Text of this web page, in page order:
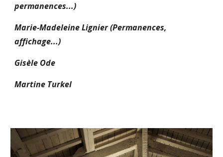
permanences...)
Marie-Madeleine Lignier (Permanences,
affichage...)
Gisèle Ode
Martine Turkel